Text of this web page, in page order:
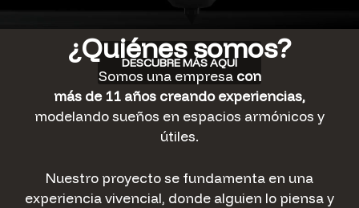
DESCUBRE MÁS AQUÍ
¿Quiénes somos?
Somos una empresa con
más de 11 años creando experiencias,
modelando sueños en espacios armónicos y
útiles.
Nuestro proyecto se fundamenta en una
experiencia vivencial, donde alguien lo piensa y